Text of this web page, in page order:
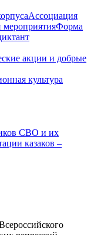
Ассоциация
мероприятияФорма
акции и добрые
культура
СВО и их
казаков –